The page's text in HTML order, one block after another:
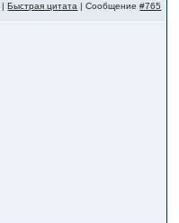
|Быстрая цитата | Сообщение#765